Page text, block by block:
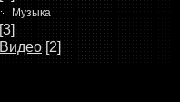
Музыка
[3]
Видео [2]